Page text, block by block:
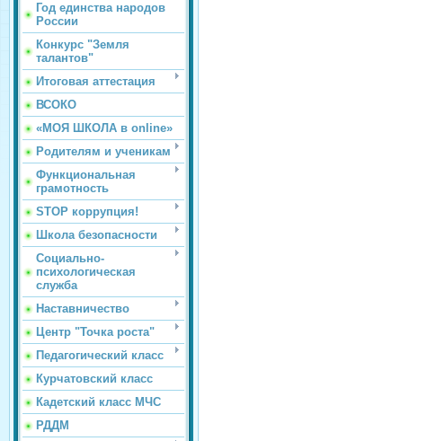
Год единства народов
России
Конкурс "Земля
талантов"
Итоговая аттестация
ВСОКО
«МОЯ ШКОЛА в online»
Родителям и ученикам
Функциональная
грамотность
STOP коррупция!
Школа безопасности
Социально-
психологическая
служба
Наставничество
Центр "Точка роста"
Педагогический класс
Курчатовский класс
Кадетский класс МЧС
РДДМ